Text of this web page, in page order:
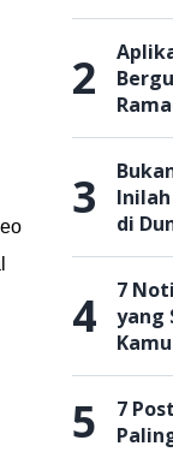
2
3
di
4
7
yang
Kamu
5
7